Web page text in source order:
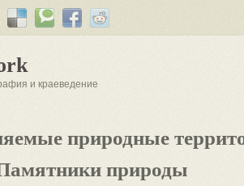
и краеведение
природные
природы